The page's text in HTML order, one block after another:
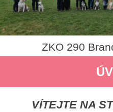
ZKO 290
VÍTEJTE NA